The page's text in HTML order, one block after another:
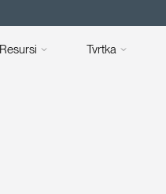
Resursi Tvrtka